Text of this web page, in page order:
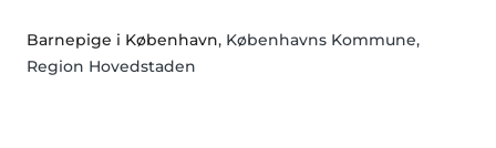
Barnepige i København, Københavns Kommune,
Region Hovedstaden